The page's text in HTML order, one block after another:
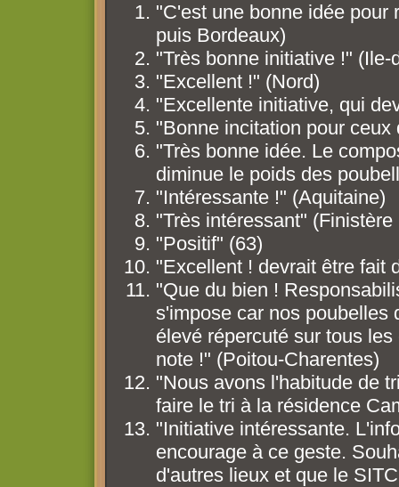
"C'est une bonne idée pour
puis Bordeaux)
"Très bonne initiative !" (Ile-
"Excellent !" (Nord)
"Excellente initiative, qui
"Bonne incitation pour
"Très bonne idée. Le
diminue le poids des
"Intéressante !" (Aquitaine)
"Très intéressant"
"Positif" (63)
"Excellent ! devrait être fait
"Que du bien !
s'impose car nos poubelles
élevé répercuté sur tous
note !" (Poitou-Charentes)
"Nous avons l'habitude de
faire le tri à la résidence
"Initiative intéressante.
encourage à ce geste.
d'autres lieux et que le